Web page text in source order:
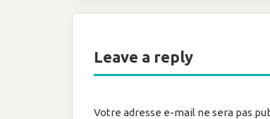
Leave a reply
Votre adresse e-mail ne sera pas